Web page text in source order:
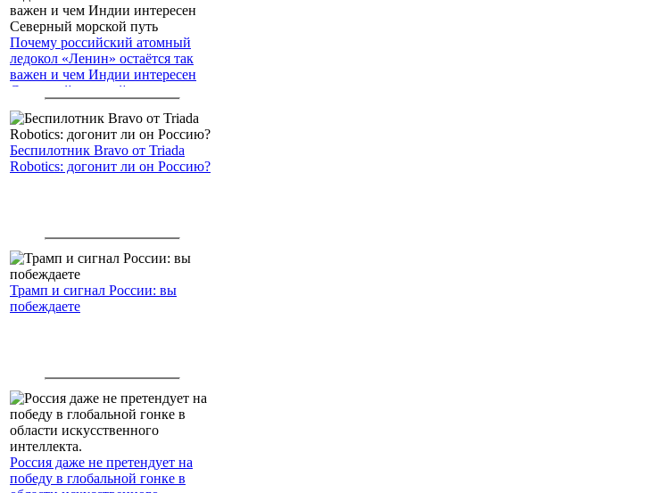
Почему российский атомный
ледокол «Ленин» остаётся так
важен и чем Индии интересен
Северный морской путь
Беспилотник Bravo от Triada
Robotics: догонит ли он Россию?
Трамп и сигнал России: вы
побеждаете
Россия даже не претендует на
победу в глобальной гонке в